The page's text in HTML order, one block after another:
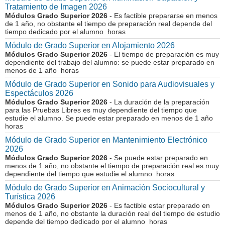
Tratamiento de Imagen 2026
Módulos Grado Superior 2026 - Es factible prepararse en menos
de 1 año, no obstante el tiempo de preparación real depende del
tiempo dedicado por el alumno horas
Módulo de Grado Superior en Alojamiento 2026
Módulos Grado Superior 2026 - El tiempo de preparación es muy
dependiente del trabajo del alumno: se puede estar preparado en
menos de 1 año horas
Módulo de Grado Superior en Sonido para Audiovisuales y
Espectáculos 2026
Módulos Grado Superior 2026 - La duración de la preparación
para las Pruebas Libres es muy dependiente del tiempo que
estudie el alumno. Se puede estar preparado en menos de 1 año
horas
Módulo de Grado Superior en Mantenimiento Electrónico
2026
Módulos Grado Superior 2026 - Se puede estar preparado en
menos de 1 año, no obstante el tiempo de preparación real es muy
dependiente del tiempo que estudie el alumno horas
Módulo de Grado Superior en Animación Sociocultural y
Turística 2026
Módulos Grado Superior 2026 - Es factible estar preparado en
menos de 1 año, no obstante la duración real del tiempo de estudio
depende del tiempo dedicado por el alumno horas